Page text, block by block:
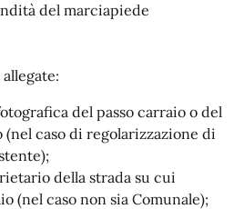
del marciapiede
del passo carraio o del
(nel caso di regolarizzazione di
della strada su cui
(nel caso non sia Comunale);